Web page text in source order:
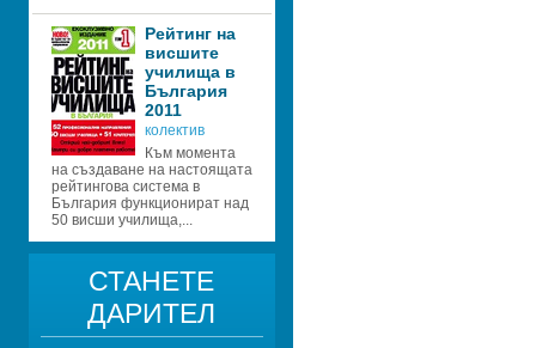
Рейтинг на
висшите
училища в
България
2011
колектив
Към момента
на създаване на настоящата
рейтингова система в
България функционират над
50 висши училища,...
СТАНЕТЕ
ДАРИТЕЛ